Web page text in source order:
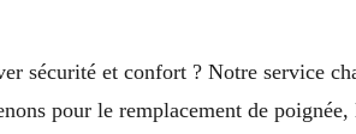
sécurité et confort ? Notre service
pour le remplacement de